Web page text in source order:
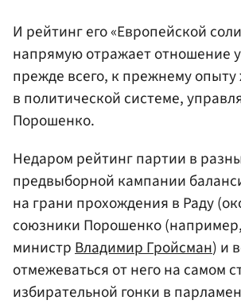
И рейтинг его «Европейской
напрямую отражает отношение
прежде всего, к прежнему
в политической системе,
Порошенко.
Недаром рейтинг партии в
предвыборной кампании
на грани прохождения в Раду
союзники Порошенко
министрВладимир Гройсман) и
отмежеваться от него на самом
избирательной гонки в